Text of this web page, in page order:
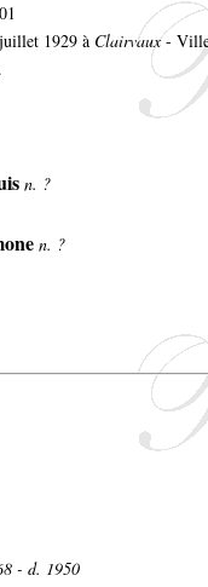
1929 à Clairvaux-
n. ?
n. ?
- d. 1950